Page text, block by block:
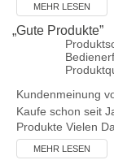
MEHR LESEN
„Gute Produkte”
Kundenmeinung
Kaufe schon seit
Produkte Vielen
MEHR LESEN